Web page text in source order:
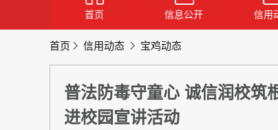
首页 信息公开 信用
首页 信用动态 宝鸡动态
普法防毒守童心 诚信润校
进校园宣讲活动